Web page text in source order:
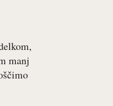
manj